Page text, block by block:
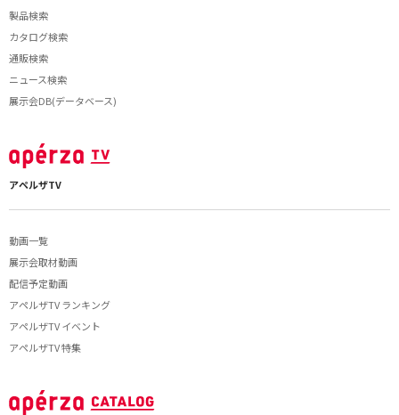
製品検索
カタログ検索
通販検索
ニュース検索
展示会DB(データベース)
アペルザTV
動画一覧
展示会取材動画
配信予定動画
アペルザTV ランキング
アペルザTV イベント
アペルザTV 特集